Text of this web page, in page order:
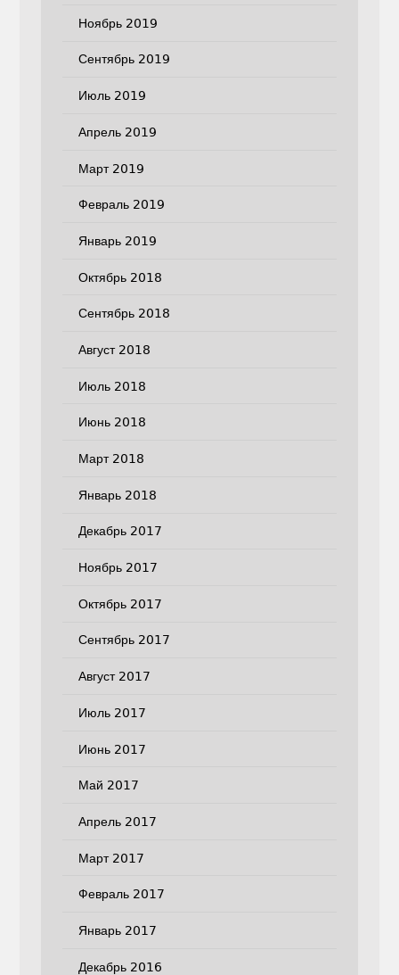
Ноябрь 2019
Сентябрь 2019
Июль 2019
Апрель 2019
Март 2019
Февраль 2019
Январь 2019
Октябрь 2018
Сентябрь 2018
Август 2018
Июль 2018
Июнь 2018
Март 2018
Январь 2018
Декабрь 2017
Ноябрь 2017
Октябрь 2017
Сентябрь 2017
Август 2017
Июль 2017
Июнь 2017
Май 2017
Апрель 2017
Март 2017
Февраль 2017
Январь 2017
Декабрь 2016